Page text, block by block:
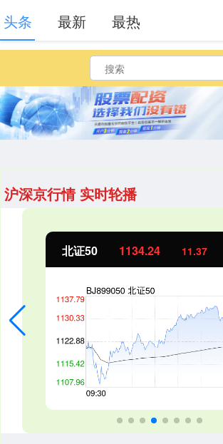
沪深京行情 实时轮播
创业板指 3563.12 47.56
头条 最新 最热